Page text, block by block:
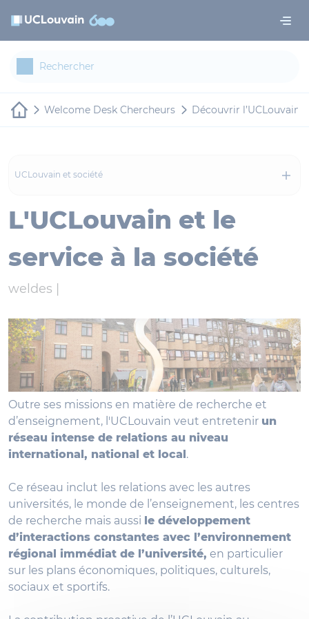
Welcome Desk Chercheurs Découvrir l’UCLouvain
UCLouvain et société
L'UCLouvain et le
service à la société
weldes |
Outre ses missions en matière de recherche et
d’enseignement, l'UCLouvain veut entretenir un
réseau intense de relations au niveau
international, national et local.
Ce réseau inclut les relations avec les autres
universités, le monde de l’enseignement, les centres
de recherche mais aussi le développement
d’interactions constantes avec l’environnement
régional immédiat de l’université, en particulier
sur les plans économiques, politiques, culturels,
sociaux et sportifs.